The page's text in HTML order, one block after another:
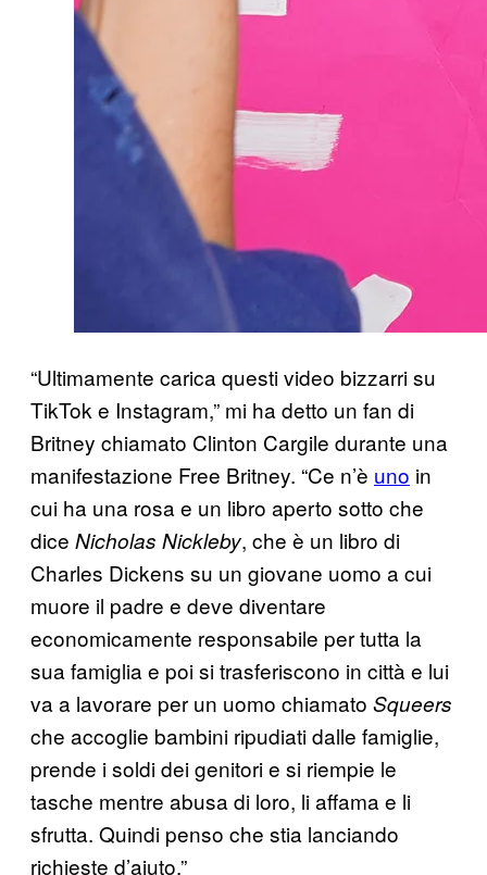
“Ultimamente carica questi video bizzarri su
TikTok e Instagram,” mi ha detto un fan di
Britney chiamato Clinton Cargile durante una
manifestazione Free Britney. “Ce n’è uno in
cui ha una rosa e un libro aperto sotto che
dice Nicholas Nickleby, che è un libro di
Charles Dickens su un giovane uomo a cui
muore il padre e deve diventare
economicamente responsabile per tutta la
sua famiglia e poi si trasferiscono in città e lui
va a lavorare per un uomo chiamato Squeers
che accoglie bambini ripudiati dalle famiglie,
prende i soldi dei genitori e si riempie le
tasche mentre abusa di loro, li affama e li
sfrutta. Quindi penso che stia lanciando
richieste d’aiuto.”